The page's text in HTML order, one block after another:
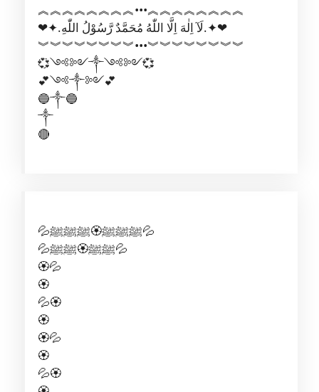
︽︽︽︽︽︽︽︽•••︽︽︽︽︽︽︽︽
❤✦.لَآ اِلٰهَ اِلَّا اللّٰهُ مُحَمَّدٌ رَّسُوْلُ اللّٰهِ.✦❤
︾︾︾︾︾︾︾︾•••︾︾︾︾︾︾︾︾
💞༺༻༒༺༻💞
💕༺༒༻💕
🔵༒🔵
༒
🔴
💦ﷺﷺﷺ🏵️ﷺﷺﷺ💦
💦ﷺﷺ🏵️ﷺﷺ💦
🏵️💦
🏵️
💦🏵️
🏵️
🏵️💦
🏵️
💦🏵️